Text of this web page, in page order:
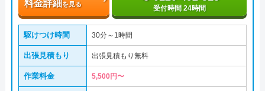
料金詳細 を見る 受付時間 24時間
駆けつけ時間 30分～1時間
出張見積もり 出張見積もり無料
作業料金 5,500円〜